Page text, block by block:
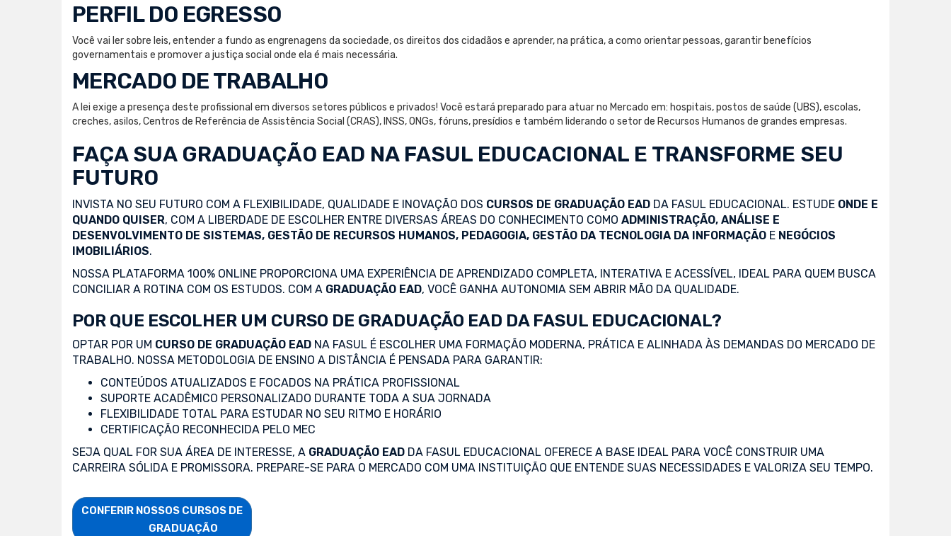
PERFIL DO EGRESSO
Você vai ler sobre leis, entender a fundo as engrenagens da sociedade, os direitos dos cidadãos e aprender, na prática, a como orientar pessoas, garantir benefícios
governamentais e promover a justiça social onde ela é mais necessária.
MERCADO DE TRABALHO
A lei exige a presença deste profissional em diversos setores públicos e privados! Você estará preparado para atuar no Mercado em: hospitais, postos de saúde (UBS), escolas,
creches, asilos, Centros de Referência de Assistência Social (CRAS), INSS, ONGs, fóruns, presídios e também liderando o setor de Recursos Humanos de grandes empresas.
FAÇA SUA GRADUAÇÃO EAD NA FASUL EDUCACIONAL E TRANSFORME SEU
FUTURO
INVISTA NO SEU FUTURO COM A FLEXIBILIDADE, QUALIDADE E INOVAÇÃO DOS CURSOS DE GRADUAÇÃO EAD DA FASUL EDUCACIONAL. ESTUDE ONDE E
QUANDO QUISER, COM A LIBERDADE DE ESCOLHER ENTRE DIVERSAS ÁREAS DO CONHECIMENTO COMO ADMINISTRAÇÃO, ANÁLISE E
DESENVOLVIMENTO DE SISTEMAS, GESTÃO DE RECURSOS HUMANOS, PEDAGOGIA, GESTÃO DA TECNOLOGIA DA INFORMAÇÃO E NEGÓCIOS
IMOBILIÁRIOS.
NOSSA PLATAFORMA 100% ONLINE PROPORCIONA UMA EXPERIÊNCIA DE APRENDIZADO COMPLETA, INTERATIVA E ACESSÍVEL, IDEAL PARA QUEM BUSCA
CONCILIAR A ROTINA COM OS ESTUDOS. COM A GRADUAÇÃO EAD, VOCÊ GANHA AUTONOMIA SEM ABRIR MÃO DA QUALIDADE.
POR QUE ESCOLHER UM CURSO DE GRADUAÇÃO EAD DA FASUL EDUCACIONAL?
OPTAR POR UM CURSO DE GRADUAÇÃO EAD NA FASUL É ESCOLHER UMA FORMAÇÃO MODERNA, PRÁTICA E ALINHADA ÀS DEMANDAS DO MERCADO DE
TRABALHO. NOSSA METODOLOGIA DE ENSINO A DISTÂNCIA É PENSADA PARA GARANTIR:
CONTEÚDOS ATUALIZADOS E FOCADOS NA PRÁTICA PROFISSIONAL
SUPORTE ACADÊMICO PERSONALIZADO DURANTE TODA A SUA JORNADA
FLEXIBILIDADE TOTAL PARA ESTUDAR NO SEU RITMO E HORÁRIO
CERTIFICAÇÃO RECONHECIDA PELO MEC
SEJA QUAL FOR SUA ÁREA DE INTERESSE, A GRADUAÇÃO EAD DA FASUL EDUCACIONAL OFERECE A BASE IDEAL PARA VOCÊ CONSTRUIR UMA
CARREIRA SÓLIDA E PROMISSORA. PREPARE-SE PARA O MERCADO COM UMA INSTITUIÇÃO QUE ENTENDE SUAS NECESSIDADES E VALORIZA SEU TEMPO.
CONFERIR NOSSOS CURSOS DE
                    GRADUAÇÃO